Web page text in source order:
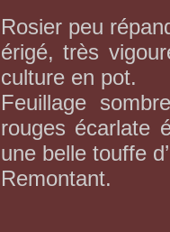
Rosier peu
érigé, très
culture en pot.
Feuillage
rouges écarlate
une belle touffe
Remontant.